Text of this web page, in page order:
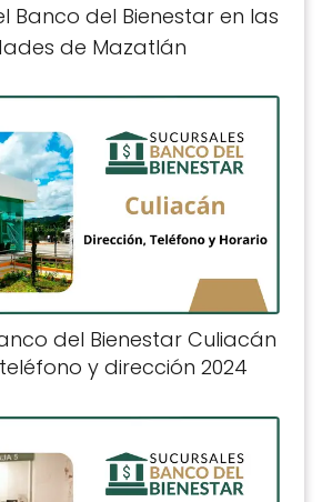
Banco del Bienestar en las
de Mazatlán
del Bienestar Culiacán
y dirección 2024